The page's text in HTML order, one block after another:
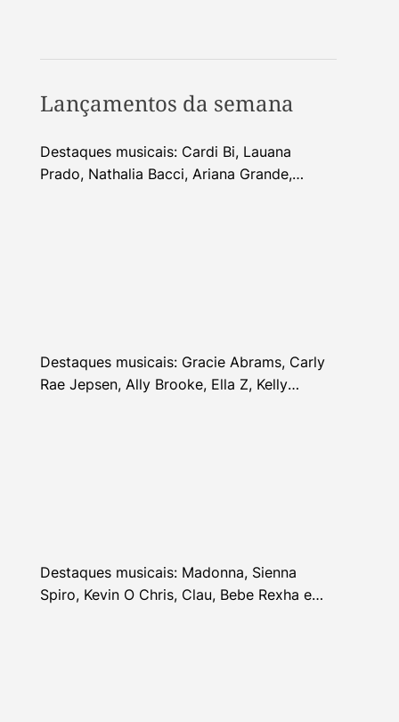
Lançamentos da semana
Destaques musicais: Cardi Bi, Lauana
Prado, Nathalia Bacci, Ariana Grande,
Destaques musicais: Gracie Abrams, Carly
Rae Jepsen, Ally Brooke, Ella Z, Kelly
Destaques musicais: Madonna, Sienna
Spiro, Kevin O Chris, Clau, Bebe Rexha e